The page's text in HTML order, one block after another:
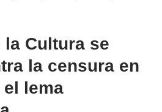
la Cultura se
la censura en
lema